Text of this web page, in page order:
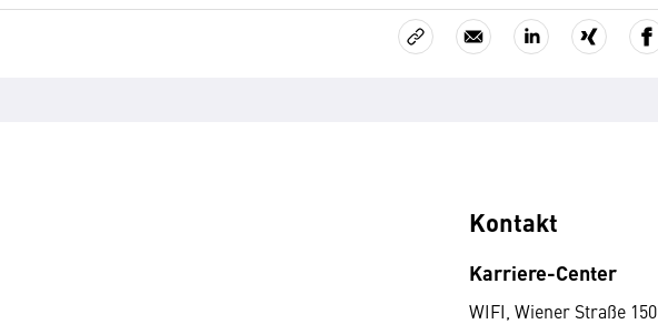
Kontakt
Karriere-Center
WIFI, Wiener Straße 150